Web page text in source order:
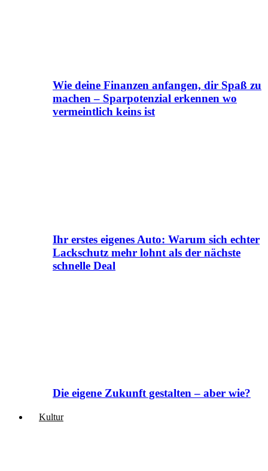
Wie deine Finanzen anfangen, dir Spaß zu
machen – Sparpotenzial erkennen wo
vermeintlich keins ist
Ihr erstes eigenes Auto: Warum sich echter
Lackschutz mehr lohnt als der nächste
schnelle Deal
Die eigene Zukunft gestalten – aber wie?
Kultur